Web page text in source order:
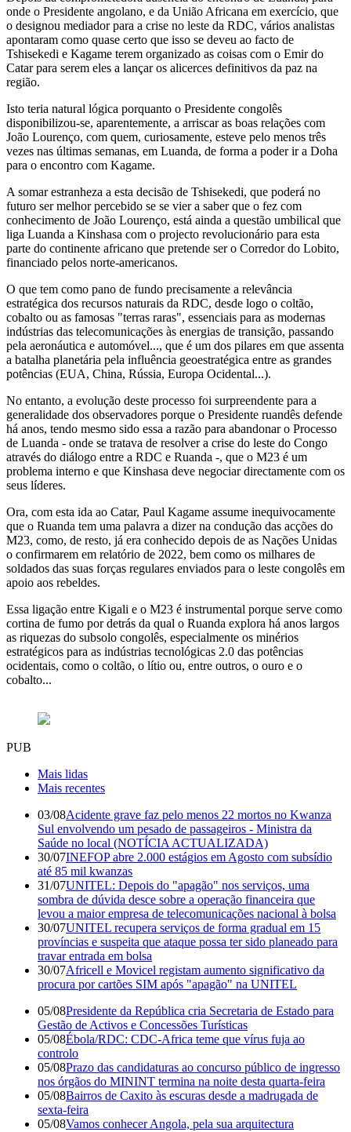
onde o Presidente angolano, e da União Africana em exercício, que
o designou mediador para a crise no leste da RDC, vários analistas
apontaram como quase certo que isso se deveu ao facto de
Tshisekedi e Kagame terem organizado as coisas com o Emir do
Catar para serem eles a lançar os alicerces definitivos da paz na
região.
Isto teria natural lógica porquanto o Presidente congolês
disponibilizou-se, aparentemente, a arriscar as boas relações com
João Lourenço, com quem, curiosamente, esteve pelo menos três
vezes nas últimas semanas, em Luanda, de forma a poder ir a Doha
para o encontro com Kagame.
A somar estranheza a esta decisão de Tshisekedi, que poderá no
futuro ser melhor percebido se se vier a saber que o fez com
conhecimento de João Lourenço, está ainda a questão umbilical que
liga Luanda a Kinshasa com o projecto revolucionário para esta
parte do continente africano que pretende ser o Corredor do Lobito,
financiado pelos norte-americanos.
O que tem como pano de fundo precisamente a relevância
estratégica dos recursos naturais da RDC, desde logo o coltão,
cobalto ou as famosas "terras raras", essenciais para as modernas
indústrias das telecomunicações às energias de transição, passando
pela aeronáutica e automóvel..., que é um dos pilares em que assenta
a batalha planetária pela influência geoestratégica entre as grandes
potências (EUA, China, Rússia, Europa Ocidental...).
No entanto, a evolução deste processo foi surpreendente para a
generalidade dos observadores porque o Presidente ruandês defende
há anos, tendo mesmo sido essa a razão para abandonar o Processo
de Luanda - onde se tratava de resolver a crise do leste do Congo
através do diálogo entre a RDC e Ruanda -, que o M23 é um
problema interno e que Kinshasa deve negociar directamente com os
seus líderes.
Ora, com esta ida ao Catar, Paul Kagame assume inequivocamente
que o Ruanda tem uma palavra a dizer na condução das acções do
M23, como, de resto, já era conhecido depois de as Nações Unidas
o confirmarem em relatório de 2022, bem como os milhares de
soldados das suas forças regulares enviados para o leste congolês em
apoio aos rebeldes.
Essa ligação entre Kigali e o M23 é instrumental porque serve como
cortina de fumo por detrás da qual o Ruanda explora há anos largos
as riquezas do subsolo congolês, especialmente os minérios
estratégicos para as indústrias tecnológicas 2.0 das potências
ocidentais, como o coltão, o lítio ou, entre outros, o ouro e o
cobalto...
PUB
Mais lidas
Mais recentes
03/08Acidente grave faz pelo menos 22 mortos no Kwanza
Sul envolvendo um pesado de passageiros - Ministra da
Saúde no local (NOTÍCIA ACTUALIZADA)
30/07INEFOP abre 2.000 estágios em Agosto com subsídio
até 85 mil kwanzas
31/07UNITEL: Depois do "apagão" nos serviços, uma
sombra de dúvida desce sobre a operação financeira que
levou a maior empresa de telecomunicações nacional à bolsa
30/07UNITEL recupera serviços de forma gradual em 15
províncias e suspeita que ataque possa ter sido planeado para
travar entrada em bolsa
30/07Africell e Movicel registam aumento significativo da
procura por cartões SIM após "apagão" na UNITEL
05/08Presidente da República cria Secretaria de Estado para
Gestão de Activos e Concessões Turísticas
05/08Ébola/RDC: CDC-Africa teme que vírus fuja ao
controlo
05/08Prazo das candidaturas ao concurso público de ingresso
nos órgãos do MININT termina na noite desta quarta-feira
05/08Bairros de Caxito às escuras desde a madrugada de
sexta-feira
05/08Vamos conhecer Angola, pela sua arquitectura